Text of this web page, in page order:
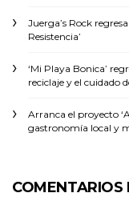
Juerga’s Rock
Resistencia’
‘Mi Playa Bonica’
reciclaje y el cuidado
Arranca el proyecto
gastronomía local y
COMENTARIOS